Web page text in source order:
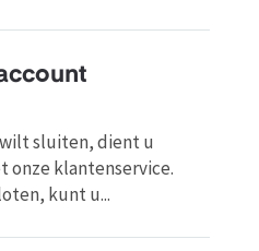
sluiten, dient u
onze klantenservice.
kunt u...